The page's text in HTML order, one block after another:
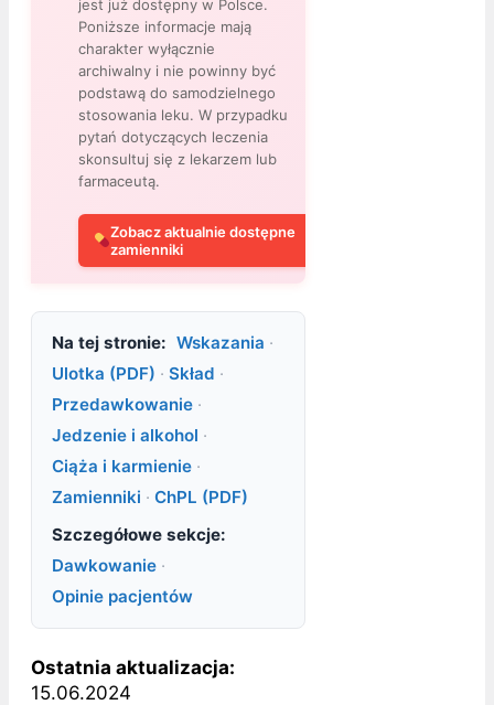
jest już dostępny w Polsce.
Poniższe informacje mają
charakter wyłącznie
archiwalny i nie powinny być
podstawą do samodzielnego
stosowania leku. W przypadku
pytań dotyczących leczenia
skonsultuj się z lekarzem lub
farmaceutą.
Zobacz aktualnie dostępne
zamienniki
Na tej stronie: Wskazania ·
Ulotka (PDF) · Skład ·
Przedawkowanie ·
Jedzenie i alkohol ·
Ciąża i karmienie ·
Zamienniki · ChPL (PDF)
Szczegółowe sekcje:
Dawkowanie ·
Opinie pacjentów
Ostatnia aktualizacja:
15.06.2024